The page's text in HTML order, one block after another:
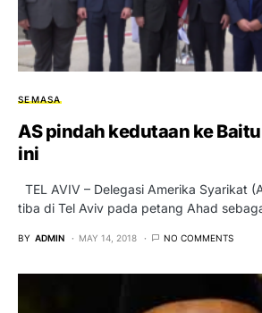
SEMASA
AS pindah kedutaan ke
ini
TEL AVIV – Delegasi Amerika Syarikat
tiba di Tel Aviv pada petang Ahad
BY ADMIN MAY 14, 2018 NO COMMENTS